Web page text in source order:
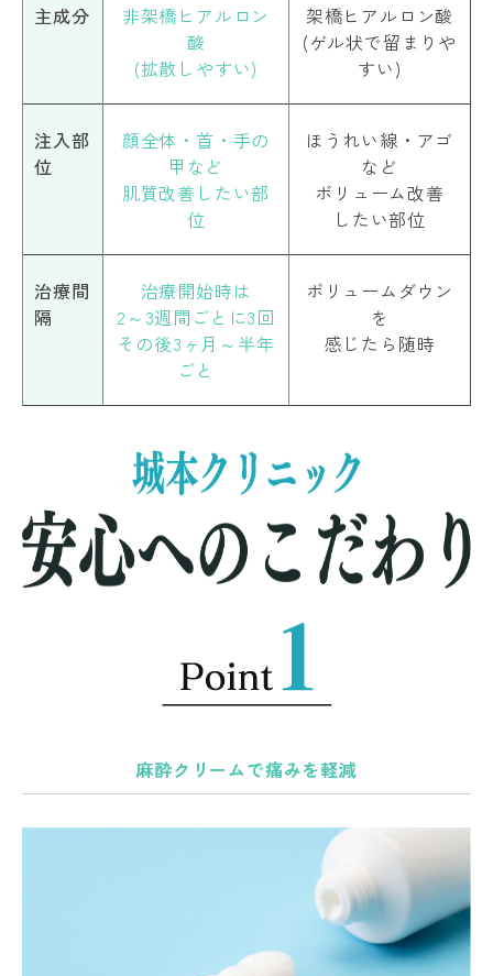
主成分
非架橋ヒアルロン
酸
(拡散しやすい)
架橋ヒアルロン酸
(ゲル状で留まりや
すい)
注入部
位
顔全体・首・手の
甲など
肌質改善したい部
位
ほうれい線・アゴ
など
ボリューム改善
したい部位
治療間
隔
治療開始時は
2～3週間ごとに3回
その後3ヶ月～半年
ごと
ボリュームダウン
を
感じたら随時
麻酔クリームで痛みを軽減